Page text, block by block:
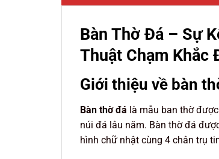
Bàn Thờ Đá – Sự
Thuật Chạm Khắc
Giới thiệu về bàn
Bàn thờ đá là mẫu ban thờ
núi đá lâu năm. Bàn thờ đá
hình chữ nhật cùng 4 chân trụ